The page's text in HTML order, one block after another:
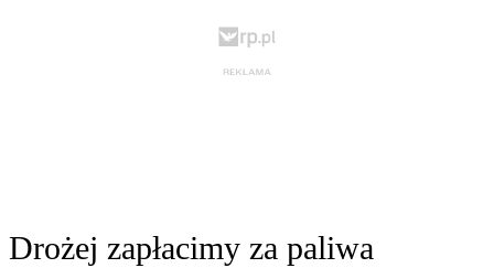
Drożej zapłacimy za paliwa